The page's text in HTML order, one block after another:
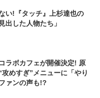
い!『タッチ』上杉達也の
出した人物たち」
ラボカフェが開催決定! 原
めすぎ”メニューに「やり
ァンの声も!?